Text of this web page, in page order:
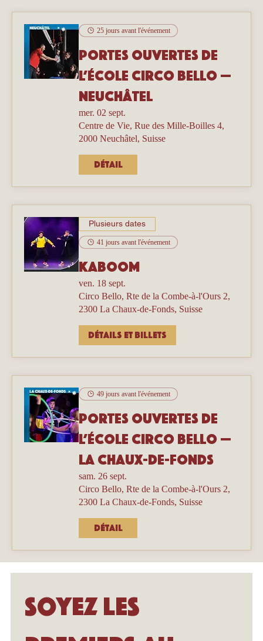
25 jours avant l'événement
Portes ouvertes de
l’école Circo Bello —
Neuchâtel
mer. 02 sept.
Centre de Vie, Rue des Mille-Boilles 4,
2000 Neuchâtel, Suisse
Détail
Plusieurs dates
41 jours avant l'événement
Kaboom
ven. 18 sept.
Circo Bello, Rte de la Combe-à-l'Ours 2,
2300 La Chaux-de-Fonds, Suisse
Détails et billets
49 jours avant l'événement
Portes ouvertes de
l’école Circo Bello —
La Chaux-de-Fonds
sam. 26 sept.
Circo Bello, Rte de la Combe-à-l'Ours 2,
2300 La Chaux-de-Fonds, Suisse
Détail
Soyez les